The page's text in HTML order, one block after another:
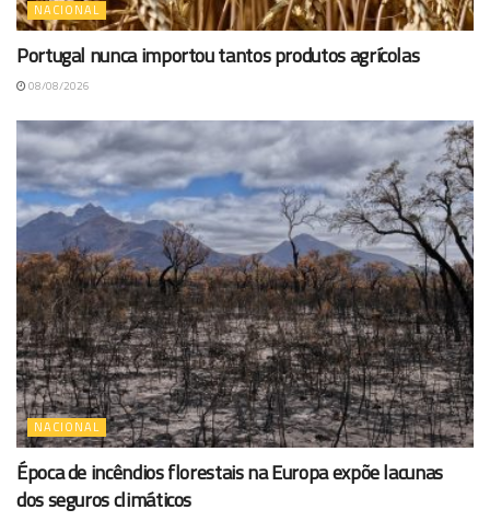
NACIONAL
Portugal nunca importou tantos produtos agrícolas
08/08/2026
NACIONAL
Época de incêndios florestais na Europa expõe lacunas
dos seguros climáticos